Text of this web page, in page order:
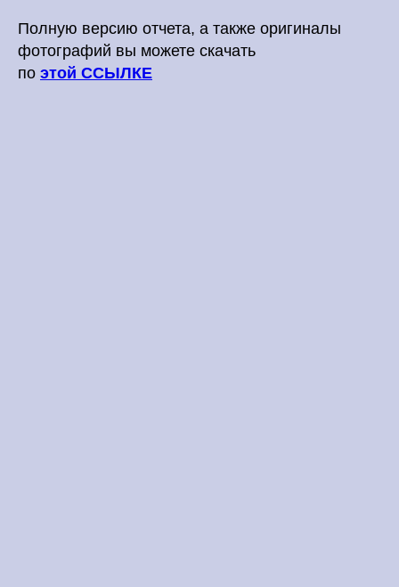
Полную версию отчета, а также оригиналы
фотографий вы можете скачать
по этой ССЫЛКЕ